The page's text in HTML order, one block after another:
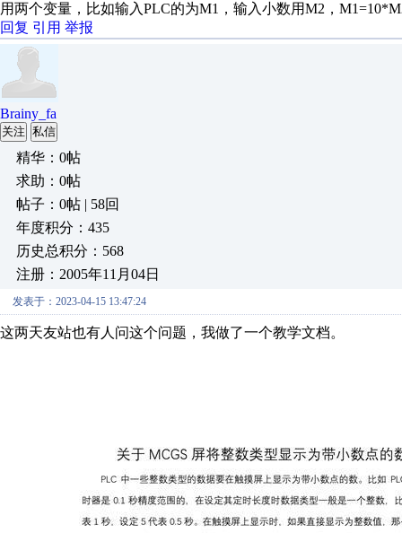
用两个变量，比如输入PLC的为M1，输入小数用M2，
回复 引用 举报
Brainy_fa
关注 私信
精华：0帖
求助：0帖
帖子：0帖 | 58回
年度积分：435
历史总积分：568
注册：2005年11月04日
发表于：2023-04-15 13:47:24
这两天友站也有人问这个问题，我做了一个教学文档。